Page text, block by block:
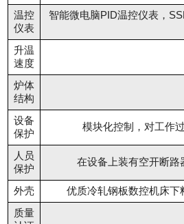
温控
仪表
智能微电脑PID温控仪表，
升温
速度
炉体
结构
设备
保护
模块化控制，对工作
人员
保护
在设备上装有空开断
外壳
优质冷轧钢板数控机床
质量